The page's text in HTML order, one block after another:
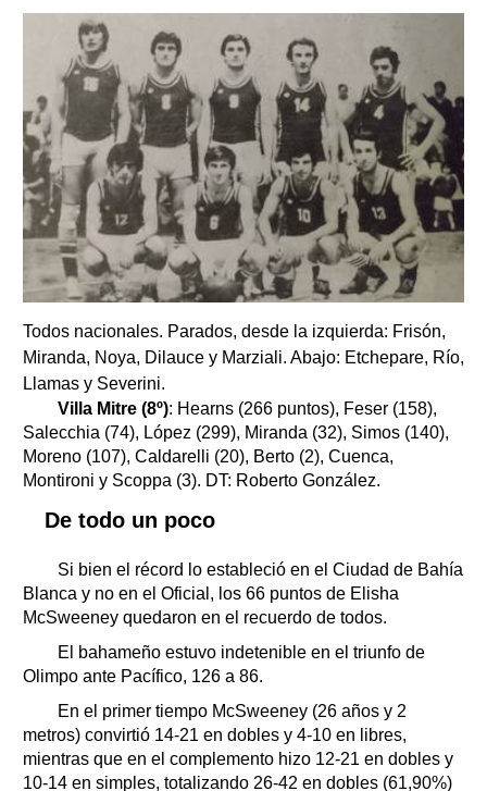
Todos nacionales. Parados, desde la izquierda: Frisón,
Miranda, Noya, Dilauce y Marziali. Abajo: Etchepare, Río,
Llamas y Severini.
Villa Mitre (8º): Hearns (266 puntos), Feser (158),
Salecchia (74), López (299), Miranda (32), Simos (140),
Moreno (107), Caldarelli (20), Berto (2), Cuenca,
Montironi y Scoppa (3). DT: Roberto González.
De todo un poco
Si bien el récord lo estableció en el Ciudad de Bahía
Blanca y no en el Oficial, los 66 puntos de Elisha
McSweeney quedaron en el recuerdo de todos.
El bahameño estuvo indetenible en el triunfo de
Olimpo ante Pacífico, 126 a 86.
En el primer tiempo McSweeney (26 años y 2
metros) convirtió 14-21 en dobles y 4-10 en libres,
mientras que en el complemento hizo 12-21 en dobles y
10-14 en simples, totalizando 26-42 en dobles (61,90%)